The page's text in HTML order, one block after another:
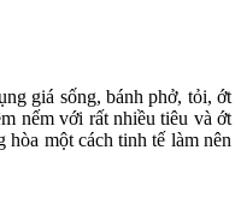
giá sống, bánh phở, tỏi, ớt
nếm với rất nhiều tiêu và ớt
một cách tinh tế làm nên